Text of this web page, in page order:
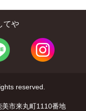
てや
reserved.
市来丸町1110番地